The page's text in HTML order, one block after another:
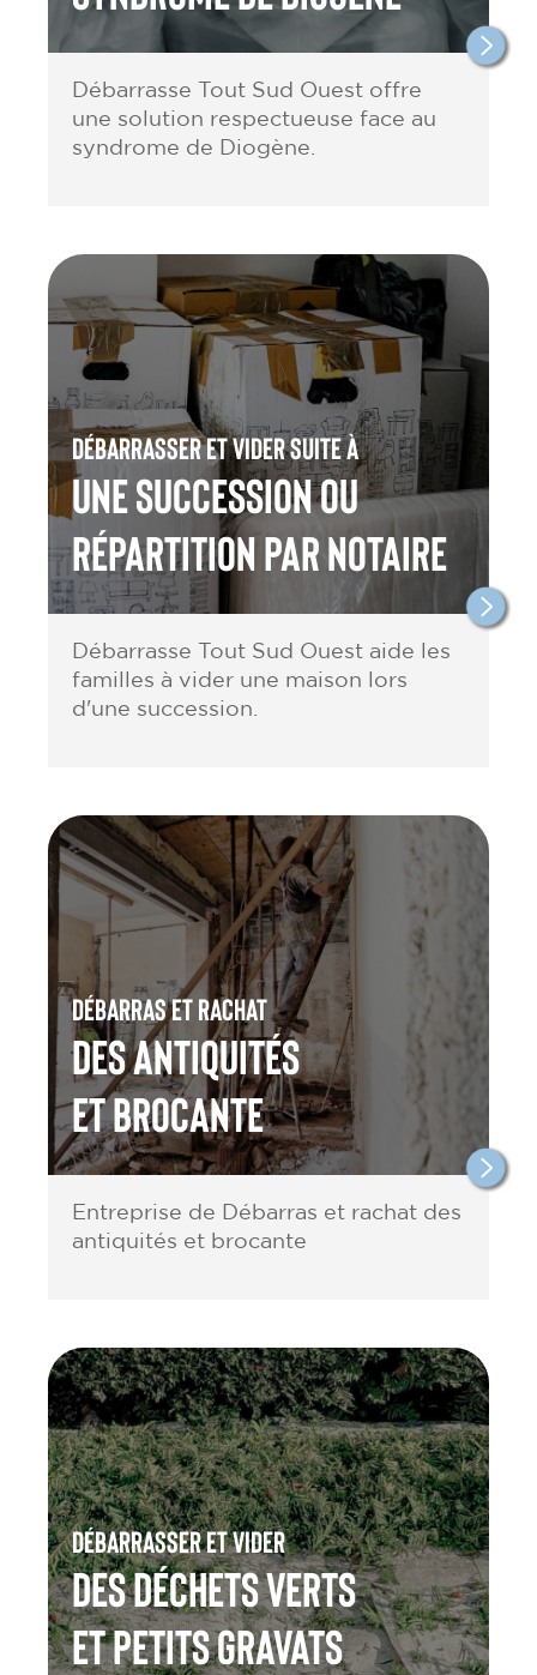
Débarrasse Tout Sud Ouest offre
une solution respectueuse face au
syndrome de Diogène.
Débarrasser et vider suite à
une Succession ou
répartition par notaire
Débarrasse Tout Sud Ouest aide les
familles à vider une maison lors
d'une succession.
Débarras et rachat
des antiquités
et brocante
Entreprise de Débarras et rachat des
antiquités et brocante
Débarrasser et vider
des Déchets verts
et petits gravats